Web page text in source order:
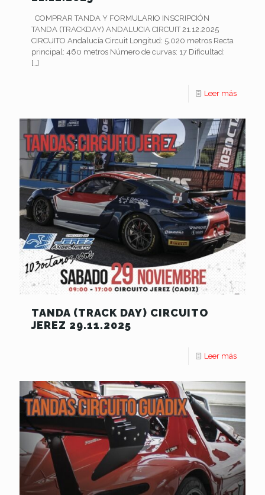
COMPRAR TANDA Y FORMULARIO INSCRIPCIÓN
TANDA (TRACKDAY) ANDALUCIA CIRCUIT 21.12.2025
CIRCUITO Andalucía Circuit Longitud: 5.020 metros Recta
principal: 460 metros Número de curvas: 17 Dificultad:
[…]
Leer más
TANDA (TRACK DAY) CIRCUITO
JEREZ 29.11.2025
Leer más